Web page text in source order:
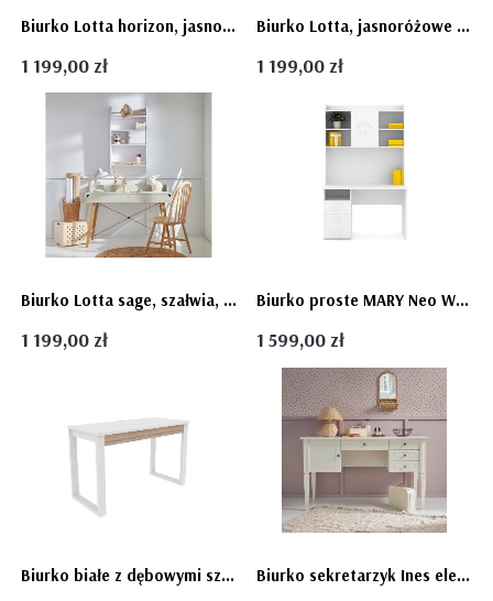
Biurko Lotta horizon, jasnoniebieskie - Bellamy
1 199,00 zł
Biurko Lotta, jasnoróżowe Vintage Rosa- Bellamy
1 199,00 zł
Biurko Lotta sage, szałwia, sucha zieleń - Bellamy
1 199,00 zł
Biurko proste MARY Neo White z nadstawką - białe biureczko dla dziewczynki
1 599,00 zł
Biurko białe z dębowymi szufladami GIOELE - dostępne od ręki Biurko sekretarzyk Ines elegant White - Bellamy